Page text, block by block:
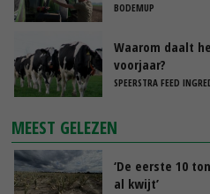
BODEMUP
Waarom daalt
voorjaar?
SPEERSTRA FEED
MEEST GELEZEN
‘De eerste 10
al kwijt’